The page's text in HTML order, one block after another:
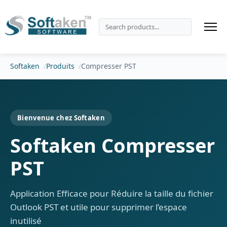
Softaken Produits Compresser PST
Bienvenue chez Softaken
Softaken Compresser
PST
Application Efficace pour Réduire la taille du fichier
Outlook PST et utile pour supprimer l’espace
inutilisé